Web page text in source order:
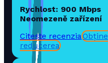
Rychlost: 900 Mbps
Neomezeně zařízení
Citește recenziaObține
reducerea